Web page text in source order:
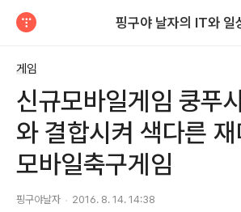
핑구야 날자의 IT와 일
게임
신규모바일게임 쿵푸
와 결합시켜 색다른
모바일축구게임
핑구야날자 2016. 8. 14. 14:38